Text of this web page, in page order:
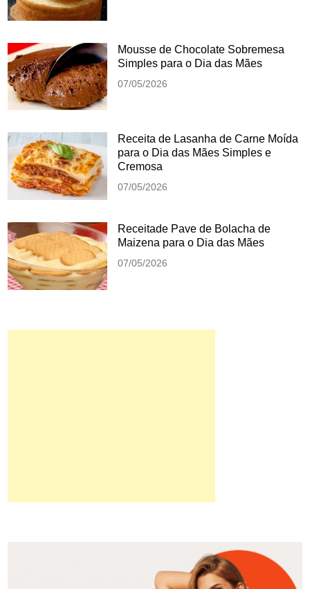
Mousse de Chocolate Sobremesa
Simples para o Dia das Mães
07/05/2026
Receita de Lasanha de Carne Moída
para o Dia das Mães Simples e
Cremosa
07/05/2026
Receitade Pave de Bolacha de
Maizena para o Dia das Mães
07/05/2026